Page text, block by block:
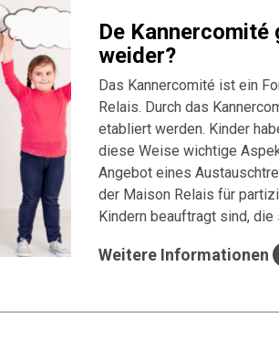
De
weider?
Das Kannercomité ist ein
Relais. Durch das
etabliert werden. Kinder
diese Weise wichtige
Angebot eines
der Maison Relais für
Kindern beauftragt sind,
Weitere Informationen